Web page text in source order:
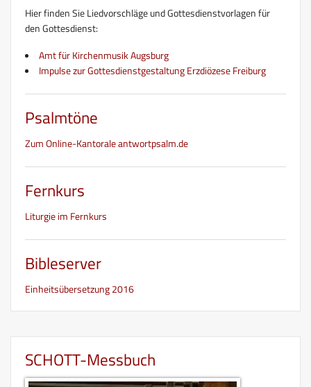
Hier finden Sie Liedvorschläge und Gottesdienstvorlagen für
den Gottesdienst:
Amt für Kirchenmusik Augsburg
Impulse zur Gottesdienstgestaltung Erzdiözese Freiburg
Psalmtöne
Zum Online-Kantorale antwortpsalm.de
Fernkurs
Liturgie im Fernkurs
Bibleserver
Einheitsübersetzung 2016
SCHOTT-Messbuch